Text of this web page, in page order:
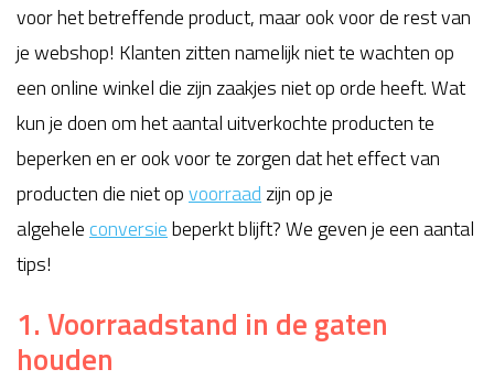
voor het betreffende product, maar ook voor de rest van
je webshop! Klanten zitten namelijk niet te wachten op
een online winkel die zijn zaakjes niet op orde heeft. Wat
kun je doen om het aantal uitverkochte producten te
beperken en er ook voor te zorgen dat het effect van
producten die niet opvoorraad zijn op je
algeheleconversiebeperkt blijft? We geven je een aantal
tips!
1. Voorraadstand in de gaten
houden